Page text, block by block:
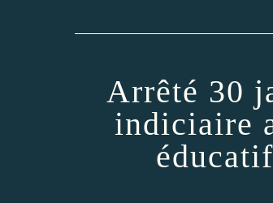
Arrêté 30
indiciaire